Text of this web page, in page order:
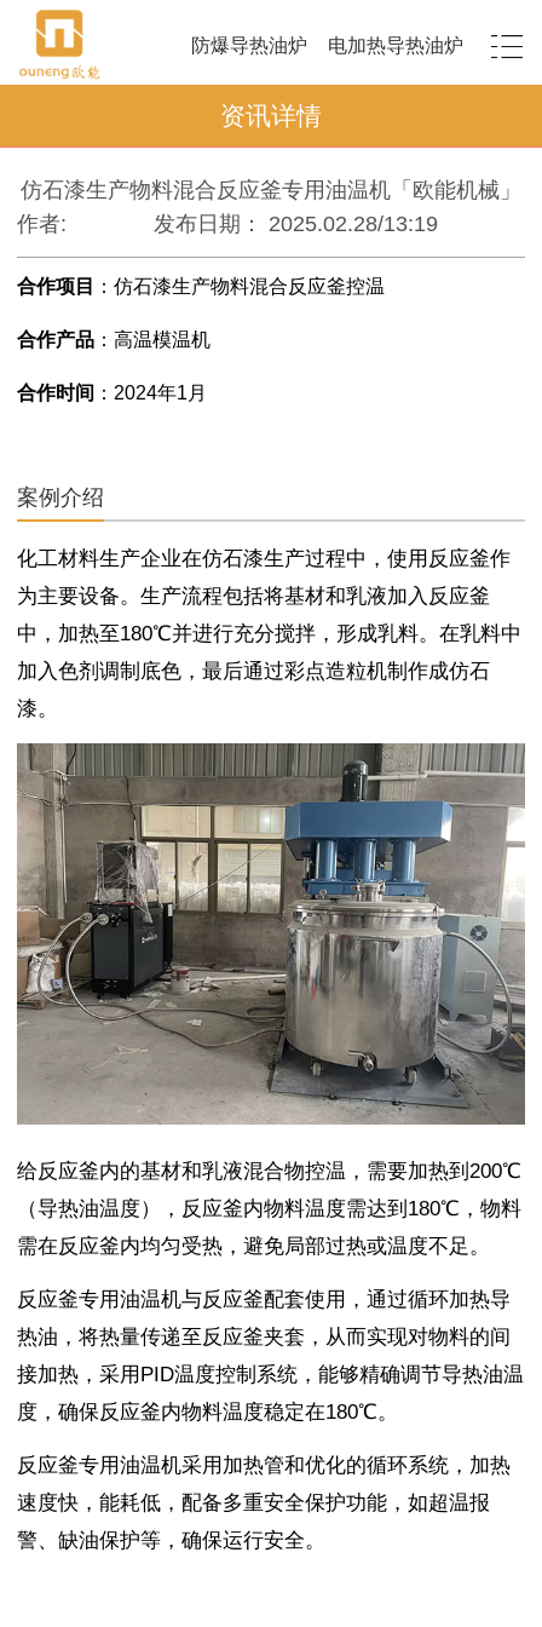
防爆导热油炉 电加热导热油炉
资讯详情
仿石漆生产物料混合反应釜专用油温机「欧能机械」
作者:
发布日期： 2025.02.28/13:19
合作项目 ： 仿石漆生产物料混合反应釜控温
合作产品 ：高温模温机
合作时间 ： 2024年1月
案例介绍
化工材料生产企业在仿石漆生产过程中，使用反应釜作
为主要设备。生产流程包括将基材和乳液加入反应釜
中，加热至180℃并进行充分搅拌，形成乳料。在乳料中
加入色剂调制底色，最后通过彩点造粒机制作成仿石
漆。
给反应釜内的基材和乳液混合物控温，需要加热到200℃
（导热油温度），反应釜内物料温度需达到180℃，物料
需在反应釜内均匀受热，避免局部过热或温度不足。
反应釜专用油温机与反应釜配套使用，通过循环加热导
热油，将热量传递至反应釜夹套，从而实现对物料的间
接加热，采用PID温度控制系统，能够精确调节导热油温
度，确保反应釜内物料温度稳定在180℃。
反应釜专用油温机采用加热管和优化的循环系统，加热
速度快，能耗低，配备多重安全保护功能，如超温报
警、缺油保护等，确保运行安全。